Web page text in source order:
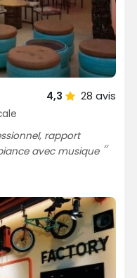
4,3 28 avis
avec musique